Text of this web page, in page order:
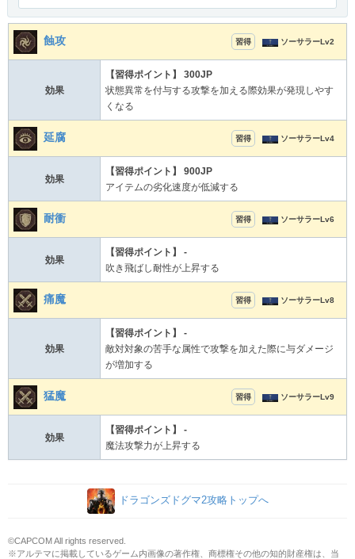
蝕攻 習得 ソーサラーLv2
効果
【習得ポイント】 300JP
状態異常を付与する攻撃を加える際効果が発現しやす
くなる
延腐 習得 ソーサラーLv4
効果
【習得ポイント】 900JP
アイテムの劣化速度が低減する
耐衝 習得 ソーサラーLv6
効果
【習得ポイント】 -
吹き飛ばし耐性が上昇する
痛魔 習得 ソーサラーLv8
効果
【習得ポイント】 -
敵対対象の苦手な属性で攻撃を加えた際に与ダメージ
が増加する
猛魔 習得 ソーサラーLv9
効果
【習得ポイント】 -
魔法攻撃力が上昇する
ドラゴンズドグマ2攻略トップへ
©CAPCOM All rights reserved.
※アルテマに掲載しているゲーム内画像の著作権、商標権その他の知的財産権は、当